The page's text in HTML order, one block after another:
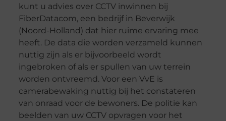
kunt u advies over CCTV inwinnen bij
FiberDatacom, een bedrijf in Beverwijk
(Noord-Holland) dat hier ruime ervaring mee
heeft. De data die worden verzameld kunnen
nuttig zijn als er bijvoorbeeld wordt
ingebroken of als er spullen van uw terrein
worden ontvreemd. Voor een VvE is
camerabewaking nuttig bij het constateren
van onraad voor de bewoners. De politie kan
beelden van uw CCTV opvragen voor het